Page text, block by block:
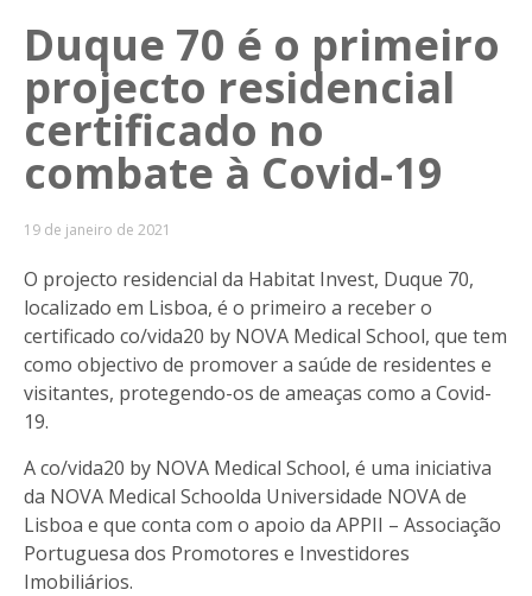
Duque 70 é o primeiro
projecto residencial
certificado no
combate à Covid-19
19 de janeiro de 2021
O projecto residencial da Habitat Invest, Duque 70,
localizado em Lisboa, é o primeiro a receber o
certificado co/vida20 by NOVA Medical School, que tem
como objectivo de promover a saúde de residentes e
visitantes, protegendo-os de ameaças como a Covid-
19.
A co/vida20 by NOVA Medical School, é uma iniciativa
da NOVA Medical Schoolda Universidade NOVA de
Lisboa e que conta com o apoio da APPII – Associação
Portuguesa dos Promotores e Investidores
Imobiliários.